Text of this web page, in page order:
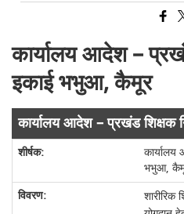
कार्यालय आदेश –
इकाई भभुआ, कैमूर
कार्यालय आदेश – प्रखंड
भभुआ,
शारीरिक